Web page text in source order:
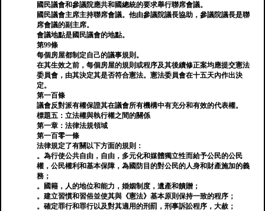
國民議會和參議院應共和國總統的要求舉行聯席會議。
國民議會主席主持聯席會議。他由參議院議長協助，參議院議長是聯
席會議的副主席。
會議地點是國民議會的地點。
第99條
每個房屋都制定自己的議事規則。
在其生效之前，每個房屋的規則或程序及其後續修正案均應提交憲法
委員會，由其決定其是否符合憲法。憲法委員會在十五天內作出決
定。
第一百條
議會反對派有權保證其在議會所有機構中有充分和有效的代表權。
標題五：立法權與執行權之間的關係
第一章：法律法規領域
第一百零一條
法律規定了有關以下方面的規則：
。為行使公共自由，自由，多元化和媒體獨立性而給予公民的公民
權，公民權利和基本保障，為國防目的對公民的人身和財產施加的義
務；
。國籍，人的地位和能力，婚姻制度，遺產和饋贈；
。建立習慣和習俗並使其與《憲法》基本原則保持一致的程序；
。確定罪行和罪行以及對其適用的刑罰，刑事訴訟程序，大赦；